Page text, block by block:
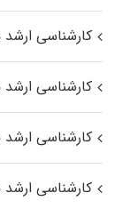
کارشناسی
کارشناسی
کارشناسی
کارشناسی ارشد